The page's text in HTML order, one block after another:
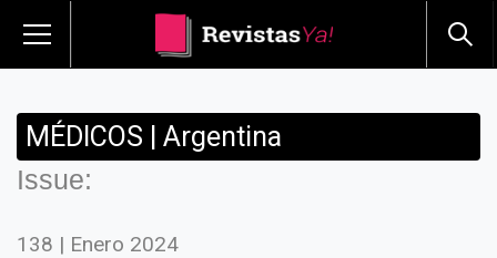
MÉDICOS | Argentina
Issue:
138 | Enero 2024